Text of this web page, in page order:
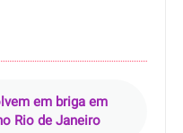
em briga em
Rio de Janeiro